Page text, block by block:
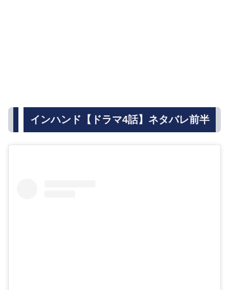
インハンド【ドラマ4話】ネタバレ前半